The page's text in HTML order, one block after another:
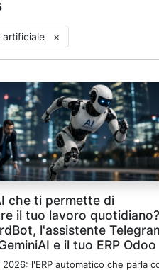
artificiale ×
che ti permette di
il tuo lavoro quotidiano?
l'assistente
e il tuo ERP Odoo
l'ERP automatico che parla